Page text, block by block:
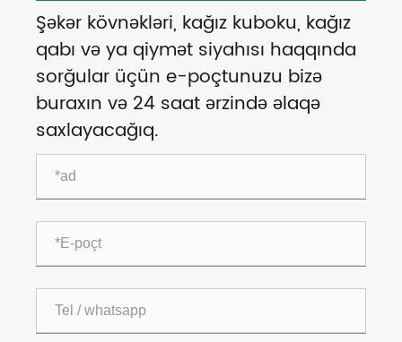
Şəkər kövnəkləri, kağız kuboku, kağız
qabı və ya qiymət siyahısı haqqında
sorğular üçün e-poçtunuzu bizə
buraxın və 24 saat ərzində əlaqə
saxlayacağıq.